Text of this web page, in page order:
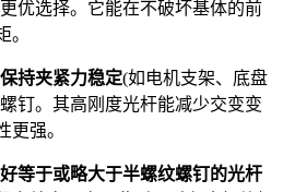
优选择。它能在不破坏基体的前
。
持夹紧力稳定(如电机支架、底盘
钉。其高刚度光杆能减少交变变
更强。
等于或略大于半螺纹螺钉的光杆